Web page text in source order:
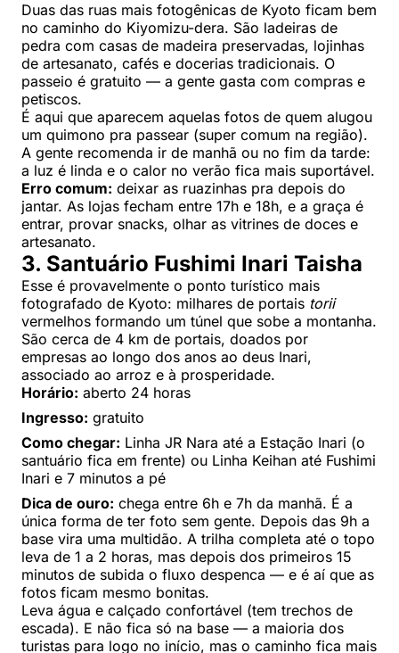
Duas das ruas mais fotogênicas de Kyoto ficam bem
no caminho do Kiyomizu-dera. São ladeiras de
pedra com casas de madeira preservadas, lojinhas
de artesanato, cafés e docerias tradicionais. O
passeio é gratuito — a gente gasta com compras e
petiscos.
É aqui que aparecem aquelas fotos de quem alugou
um quimono pra passear (super comum na região).
A gente recomenda ir de manhã ou no fim da tarde:
a luz é linda e o calor no verão fica mais suportável.
Erro comum: deixar as ruazinhas pra depois do
jantar. As lojas fecham entre 17h e 18h, e a graça é
entrar, provar snacks, olhar as vitrines de doces e
artesanato.
3. Santuário Fushimi Inari Taisha
Esse é provavelmente o ponto turístico mais
fotografado de Kyoto: milhares de portais torii
vermelhos formando um túnel que sobe a montanha.
São cerca de 4 km de portais, doados por
empresas ao longo dos anos ao deus Inari,
associado ao arroz e à prosperidade.
Horário: aberto 24 horas
Ingresso: gratuito
Como chegar: Linha JR Nara até a Estação Inari (o
santuário fica em frente) ou Linha Keihan até Fushimi
Inari e 7 minutos a pé
Dica de ouro: chega entre 6h e 7h da manhã. É a
única forma de ter foto sem gente. Depois das 9h a
base vira uma multidão. A trilha completa até o topo
leva de 1 a 2 horas, mas depois dos primeiros 15
minutos de subida o fluxo despenca — e é aí que as
fotos ficam mesmo bonitas.
Leva água e calçado confortável (tem trechos de
escada). E não fica só na base — a maioria dos
turistas para logo no início, mas o caminho fica mais